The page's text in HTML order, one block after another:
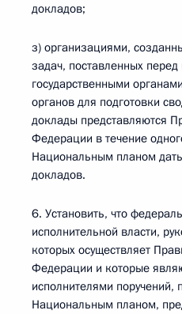
докладов;
з) организациями,
задач, поставленных
государственными
органов для подготовки
доклады представляются
Федерации в течение
Национальным планом
докладов.
6. Установить, что
исполнительной власти,
которых осуществляет
Федерации и которые
исполнителями поручений,
Национальным планом,